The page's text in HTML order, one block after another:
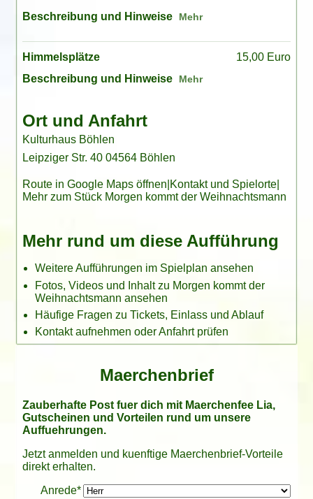
Beschreibung und Hinweise
Himmelsplätze
15,00 Euro
Beschreibung und Hinweise
Ort und Anfahrt
Kulturhaus Böhlen
Leipziger Str. 40 04564 Böhlen
Route in Google Maps öffnen Kontakt und Spielorte|
Mehr zum Stück Morgen kommt der Weihnachtsmann
Mehr rund um diese Aufführung
Weitere Aufführungen im Spielplan ansehen
Fotos, Videos und Inhalt zu Morgen kommt der
Weihnachtsmann ansehen
Häufige Fragen zu Tickets, Einlass und Ablauf
Kontakt aufnehmen oder Anfahrt prüfen
Maerchenbrief
Zauberhafte Post fuer dich mit Maerchenfee Lia,
Gutscheinen und Vorteilen rund um unsere
Auffuehrungen.
Jetzt anmelden und kuenftige Maerchenbrief-Vorteile
direkt erhalten.
Anrede*
Bitte leer lassen